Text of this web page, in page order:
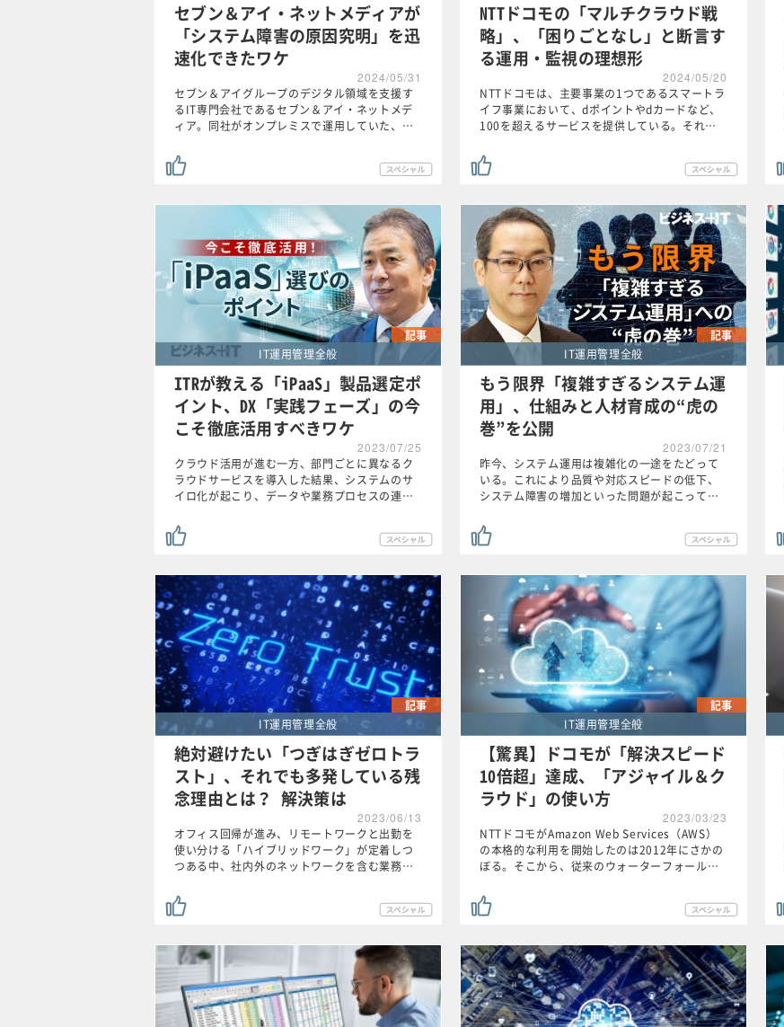
セブン＆アイ・ネットメディアが
「システム障害の原因究明」を迅
速化できたワケ
2024/05/31
セブン＆アイグループのデジタル領域を支援す
るIT専門会社であるセブン＆アイ・ネットメデ
ィア。同社がオンプレミスで運用していた、…
NTTドコモの「マルチクラウド戦
略」、「困りごとなし」と断言す
る運用・監視の理想形
2024/05/20
NTTドコモは、主要事業の1つであるスマートラ
イフ事業において、dポイントやdカードなど、
100を超えるサービスを提供している。それ…
記事
IT運用管理全般
ITRが教える「iPaaS」製品選定ポ
イント、DX「実践フェーズ」の今
こそ徹底活用すべきワケ
2023/07/25
クラウド活用が進む一方、部門ごとに異なるク
ラウドサービスを導入した結果、システムのサ
イロ化が起こり、データや業務プロセスの連…
記事
IT運用管理全般
もう限界「複雑すぎるシステム運
用」、仕組みと人材育成の“虎の
巻”を公開
2023/07/21
昨今、システム運用は複雑化の一途をたどって
いる。これにより品質や対応スピードの低下、
システム障害の増加といった問題が起こって…
記事
IT運用管理全般
絶対避けたい「つぎはぎゼロトラ
スト」、それでも多発している残
念理由とは？ 解決策は
2023/06/13
オフィス回帰が進み、リモートワークと出勤を
使い分ける「ハイブリッドワーク」が定着しつ
つある中、社内外のネットワークを含む業務…
記事
IT運用管理全般
【驚異】ドコモが「解決スピード
10倍超」達成、「アジャイル＆ク
ラウド」の使い方
2023/03/23
NTTドコモがAmazon Web Services（AWS）
の本格的な利用を開始したのは2012年にさかの
ぼる。そこから、従来のウォーターフォール…